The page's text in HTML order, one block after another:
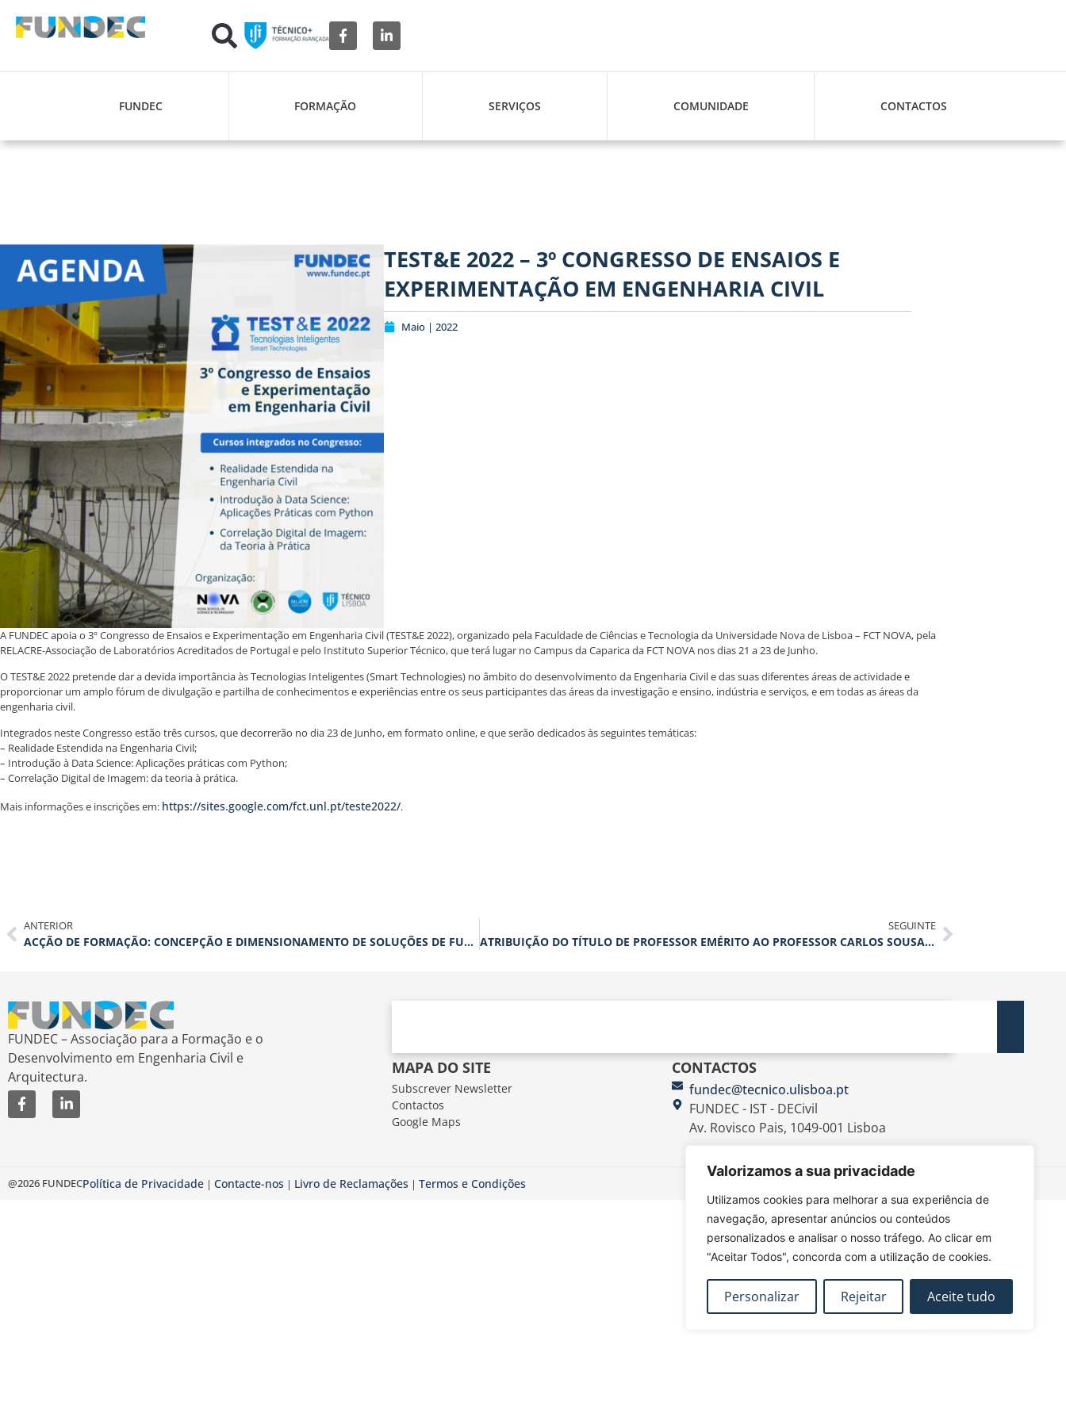
Valorizamos a sua privacidade
Utilizamos cookies para melhorar a sua experiência de
navegação, apresentar anúncios ou conteúdos
personalizados e analisar o nosso tráfego. Ao clicar em
"Aceitar Todos", concorda com a utilização de cookies.
Personalizar Rejeitar Aceite tudo
FUNDEC FORMAÇÃO SERVIÇOS COMUNIDADE CONTACTOS
TEST&E 2022 – 3º CONGRESSO DE ENSAIOS E
EXPERIMENTAÇÃO EM ENGENHARIA CIVIL
Maio | 2022
A FUNDEC apoia o 3º Congresso de Ensaios e Experimentação em Engenharia Civil (TEST&E 2022), organizado pela Faculdade de Ciências e Tecnologia da Universidade Nova de Lisboa – FCT NOVA, pela
RELACRE-Associação de Laboratórios Acreditados de Portugal e pelo Instituto Superior Técnico, que terá lugar no Campus da Caparica da FCT NOVA nos dias 21 a 23 de Junho.
O TEST&E 2022 pretende dar a devida importância às Tecnologias Inteligentes (Smart Technologies) no âmbito do desenvolvimento da Engenharia Civil e das suas diferentes áreas de actividade e
proporcionar um amplo fórum de divulgação e partilha de conhecimentos e experiências entre os seus participantes das áreas da investigação e ensino, indústria e serviços, e em todas as áreas da
engenharia civil.
Integrados neste Congresso estão três cursos, que decorrerão no dia 23 de Junho, em formato online, e que serão dedicados às seguintes temáticas:
– Realidade Estendida na Engenharia Civil;
– Introdução à Data Science: Aplicações práticas com Python;
– Correlação Digital de Imagem: da teoria à prática.
Mais informações e inscrições em: https://sites.google.com/fct.unl.pt/teste2022/.
ANTERIOR
ACÇÃO DE FORMAÇÃO: CONCEPÇÃO E DIMENSIONAMENTO DE SOLUÇÕES DE FUNDAÇÕES DE GRUAS TORRE
SEGUINTE
ATRIBUIÇÃO DO TÍTULO DE PROFESSOR EMÉRITO AO PROFESSOR CARLOS SOUSA OLIVEIRA
FUNDEC – Associação para a Formação e o
Desenvolvimento em Engenharia Civil e
Arquitectura.
MAPA DO SITE
Subscrever Newsletter
Contactos
Google Maps
CONTACTOS
fundec@tecnico.ulisboa.pt
FUNDEC - IST - DECivil
Av. Rovisco Pais, 1049-001 Lisboa
@2026 FUNDECPolítica de Privacidade | Contacte-nos | Livro de Reclamações | Termos e Condições